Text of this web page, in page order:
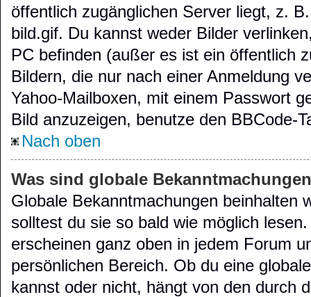
öffentlich zugänglichen Server liegt, z.
bild.gif. Du kannst weder Bilder
PC befinden (außer es ist ein öffentlich
Bildern, die nur nach einer Anmeldung
Yahoo-Mailboxen, mit einem Passwort
Bild anzuzeigen, benutze den BBCode-
Nach oben
Was sind globale
Globale Bekanntmachungen beinhalten
solltest du sie so bald wie möglich
erscheinen ganz oben in jedem Forum
persönlichen Bereich. Ob du eine
kannst oder nicht, hängt von den durch